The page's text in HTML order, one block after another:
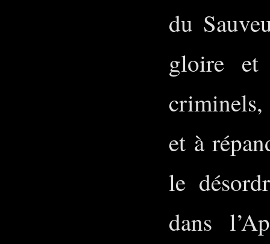
du
gloire et
criminels,
et à
le
dans